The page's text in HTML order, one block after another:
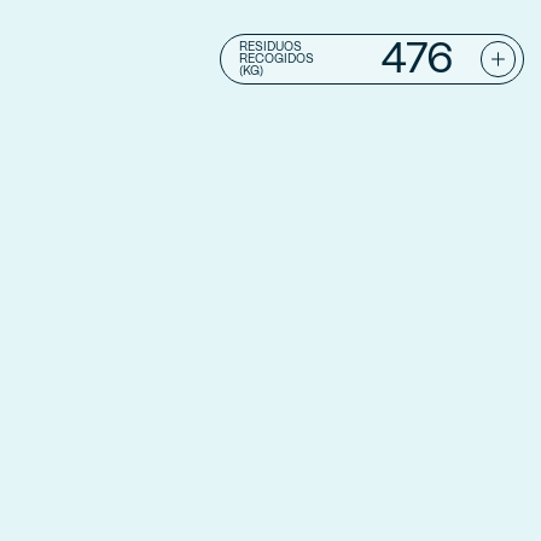
476
RESIDUOS
RECOGIDOS
(KG)